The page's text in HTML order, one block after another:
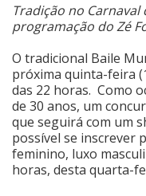
Cinema
Agenda Cultural
Anuncie
Tradição no Carnaval
programação do Zé
O tradicional Baile
próxima quinta-feira
das 22 horas. Como
de 30 anos, um
que seguirá com um
possível se inscrever
feminino, luxo
horas, desta quarta-